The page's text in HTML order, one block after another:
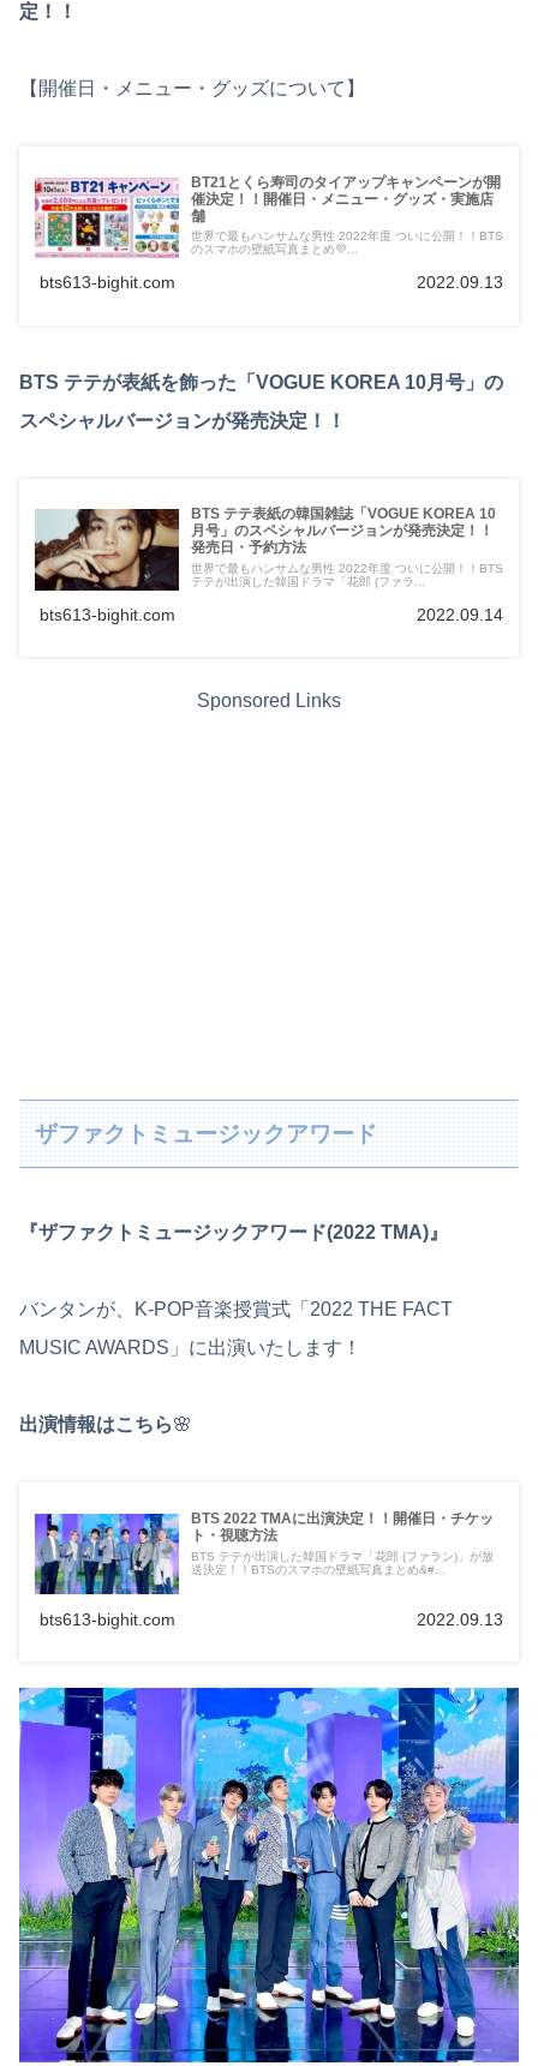
定！！
【開催日・メニュー・グッズについて】
BT21とくら寿司のタイアップキャンペーンが開
催決定！！開催日・メニュー・グッズ・実施店
舗
世界で最もハンサムな男性 2022年度 ついに公開！！BTS
のスマホの壁紙写真まとめ💜...
bts613-bighit.com 2022.09.13
BTS テテが表紙を飾った「VOGUE KOREA 10月号」の
スペシャルバージョンが発売決定！！
BTS テテ表紙の韓国雑誌「VOGUE KOREA 10
月号」のスペシャルバージョンが発売決定！！
発売日・予約方法
世界で最もハンサムな男性 2022年度 ついに公開！！BTS
テテが出演した韓国ドラマ「花郎 (ファラ...
bts613-bighit.com 2022.09.14
Sponsored Links
ザファクトミュージックアワード
『ザファクトミュージックアワード(2022 TMA)』
バンタンが、K-POP音楽授賞式「2022 THE FACT
MUSIC AWARDS」に出演いたします！
出演情報はこちら🌸
BTS 2022 TMAに出演決定！！開催日・チケッ
ト・視聴方法
BTS テテが出演した韓国ドラマ「花郎 (ファラン)」が放
送決定！！BTSのスマホの壁紙写真まとめ&#...
bts613-bighit.com 2022.09.13